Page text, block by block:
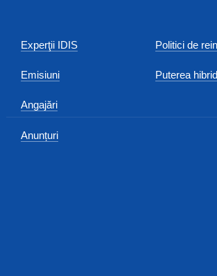
Experţii IDIS
Emisiuni
Angajări
Anunțuri
Politici de
Puterea